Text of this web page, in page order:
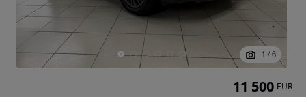
1 / 6
11 500 EUR